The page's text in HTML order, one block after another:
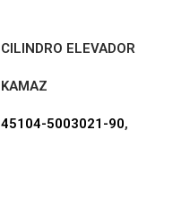
CILINDRO ELEVADOR
KAMAZ
45104-5003021-90,